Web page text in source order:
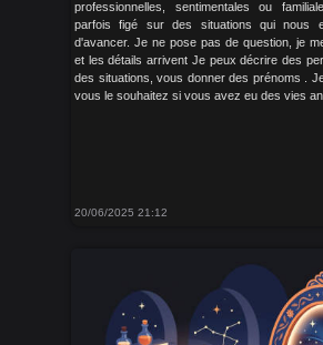
professionnelles, sentimentales ou
parfois figé sur des situations qui nous
d'avancer. Je ne pose pas de question, je
et les détails arrivent Je peux décrire des
des situations, vous donner des prénoms .
vous le souhaitez si vous avez eu des vies
20/06/2025 21:12